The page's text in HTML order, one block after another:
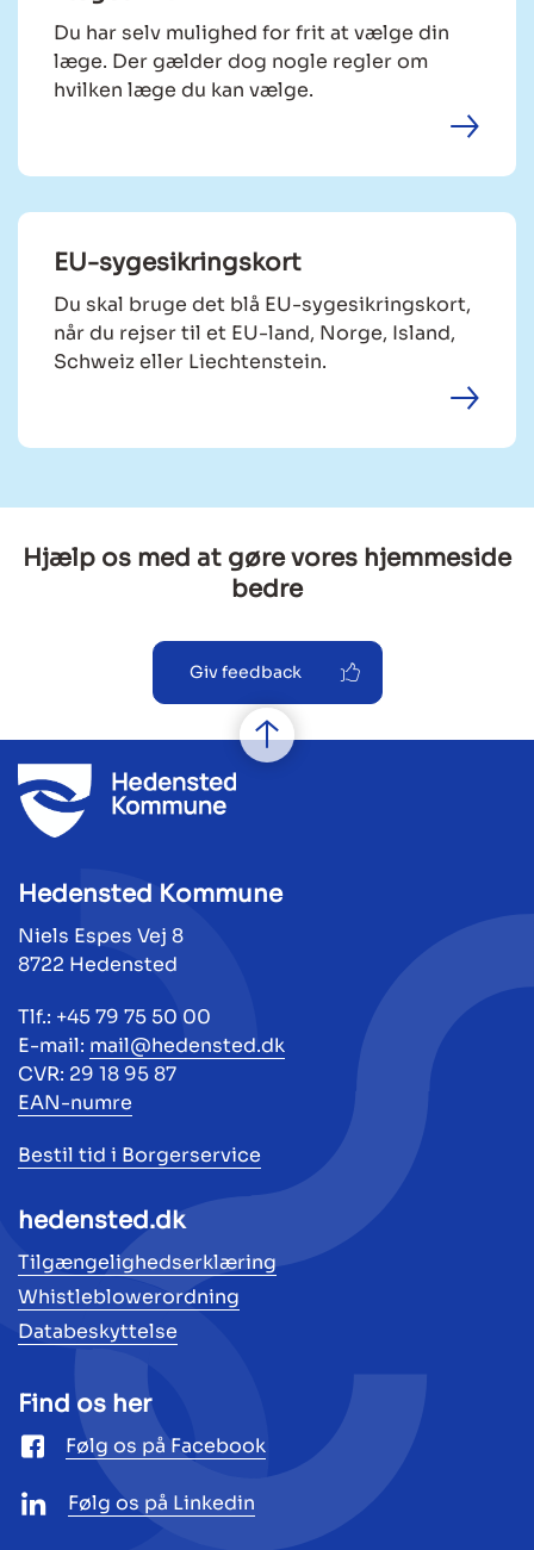
Du har selv mulighed for frit at vælge din
læge. Der gælder dog nogle regler om
hvilken læge du kan vælge.
EU-sygesikringskort
Du skal bruge det blå EU-sygesikringskort,
når du rejser til et EU-land, Norge, Island,
Schweiz eller Liechtenstein.
Hjælp os med at gøre vores hjemmeside
bedre
Giv feedback
Hedensted Kommune
Niels Espes Vej 8
8722 Hedensted
Tlf.: +45 79 75 50 00
E-mail: mail@hedensted.dk
CVR: 29 18 95 87
EAN-numre
Bestil tid i Borgerservice
hedensted.dk
Tilgængelighedserklæring
Whistleblowerordning
Databeskyttelse
Find os her
Følg os på Facebook
Følg os på Linkedin